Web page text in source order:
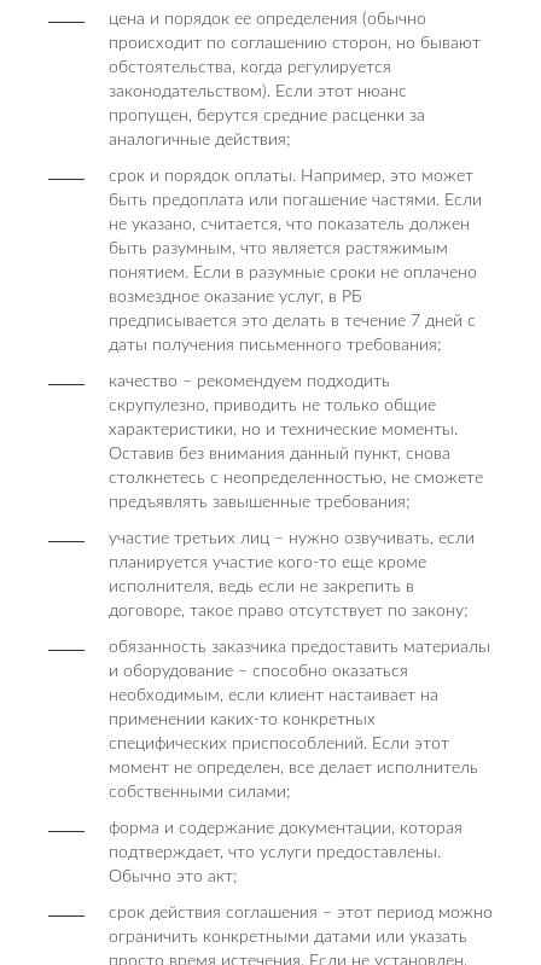
цена и порядок ее определения (обычно
происходит по соглашению сторон, но бывают
обстоятельства, когда регулируется
законодательством). Если этот нюанс
пропущен, берутся средние расценки за
аналогичные действия;
срок и порядок оплаты. Например, это может
быть предоплата или погашение частями. Если
не указано, считается, что показатель должен
быть разумным, что является растяжимым
понятием. Если в разумные сроки не оплачено
возмездное оказание услуг, в РБ
предписывается это делать в течение 7 дней с
даты получения письменного требования;
качество – рекомендуем подходить
скрупулезно, приводить не только общие
характеристики, но и технические моменты.
Оставив без внимания данный пункт, снова
столкнетесь с неопределенностью, не сможете
предъявлять завышенные требования;
участие третьих лиц – нужно озвучивать, если
планируется участие кого-то еще кроме
исполнителя, ведь если не закрепить в
договоре, такое право отсутствует по закону;
обязанность заказчика предоставить материалы
и оборудование – способно оказаться
необходимым, если клиент настаивает на
применении каких-то конкретных
специфических приспособлений. Если этот
момент не определен, все делает исполнитель
собственными силами;
форма и содержание документации, которая
подтверждает, что услуги предоставлены.
Обычно это акт;
срок действия соглашения – этот период можно
ограничить конкретными датами или указать
просто время истечения. Если не установлен,